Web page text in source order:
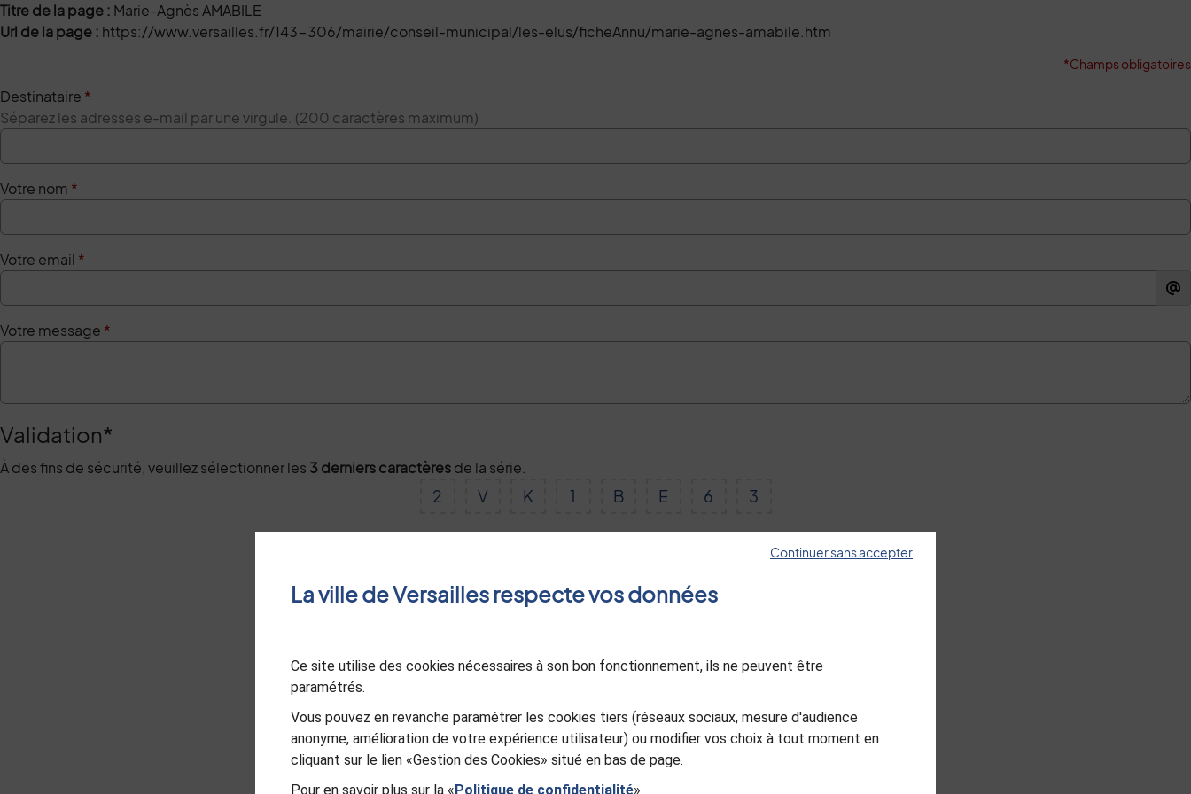
Titre de la page : Marie-Agnès AMABILE
Url de la page : https://www.versailles.fr/143-306/mairie/conseil-municipal/les-elus/ficheAnnu/marie-agnes-amabile.htm
*Champs obligatoires
Destinataire *
Séparez les adresses e-mail par une virgule. (200 caractères maximum)
Votre nom *
Votre email *
Votre message *
Validation*
À des fins de sécurité, veuillez sélectionner les 3 derniers caractèresde la série.
2 V K 1 B E 6 3
Continuer sans accepter
La ville de Versailles respecte vos données
Ce site utilise des cookies nécessaires à son bon fonctionnement, ils ne peuvent être
paramétrés.
Vous pouvez en revanche paramétrer les cookies tiers (réseaux sociaux, mesure d'audience
anonyme, amélioration de votre expérience utilisateur) ou modifier vos choix à tout moment en
cliquant sur le lien «Gestion des Cookies» situé en bas de page.
Pour en savoir plus sur la «Politique de confidentialité»